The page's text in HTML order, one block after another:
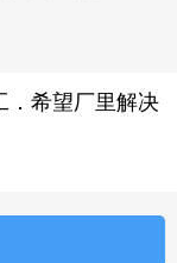
．希望厂里解决